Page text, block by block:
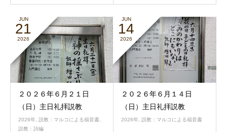
JUN
21
2026
２０２６年６月２１日
（日）主日礼拝説教
2026年 説教：マルコによる福音書
説教：詩編
JUN
14
2026
２０２６年６月１４日
（日）主日礼拝説教
2026年 説教：マルコによる福音書